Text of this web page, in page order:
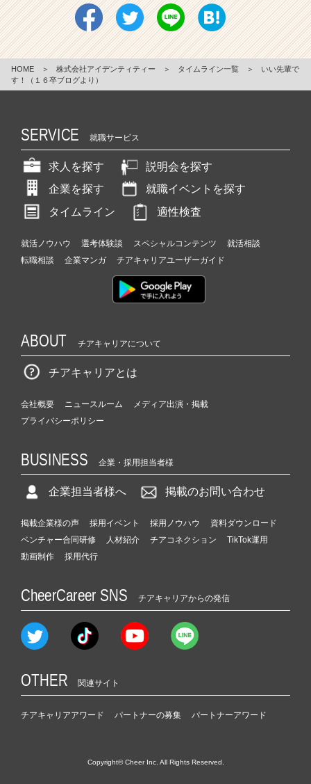
HOME ＞ 株式会社アイデンティティー ＞ タイムライン一覧 ＞
いい先輩で
す！（１６卒ブログより）
SERVICE 就職サービス
求人を探す
説明会を探す
企業を探す
就職イベントを探す
タイムライン
適性検査
就活ノウハウ 選考体験談 スペシャルコンテンツ
就活相談
転職相談
企業マンガ チアキャリアユーザーガイド
ABOUT チアキャリアについて
チアキャリアとは
会社概要 ニュースルーム
メディア出演・掲載
プライバシーポリシー
BUSINESS 企業・採用担当者様
企業担当者様へ 掲載のお問い合わせ
掲載企業様の声 採用イベント 採用ノウハウ
資料ダウンロード
ベンチャー合同研修
人材紹介 チアコネクション
TikTok運用
動画制作
採用代行
CheerCareer SNS チアキャリアからの発信
OTHER 関連サイト
チアキャリアアワード パートナーの募集 パートナーアワード
Copyright© Cheer Inc. All Rights Reserved.